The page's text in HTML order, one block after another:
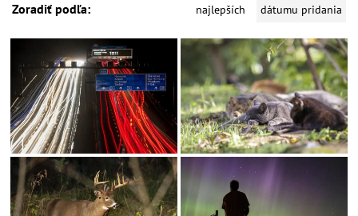
Zoradiť podľa: najlepších dátumu pridania